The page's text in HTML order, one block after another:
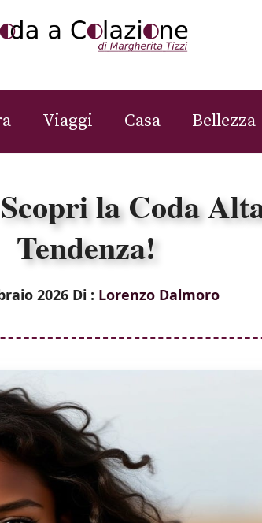
Viaggi Casa Bellezza
la Coda
Tendenza!
2026 Di : Lorenzo Dalmoro